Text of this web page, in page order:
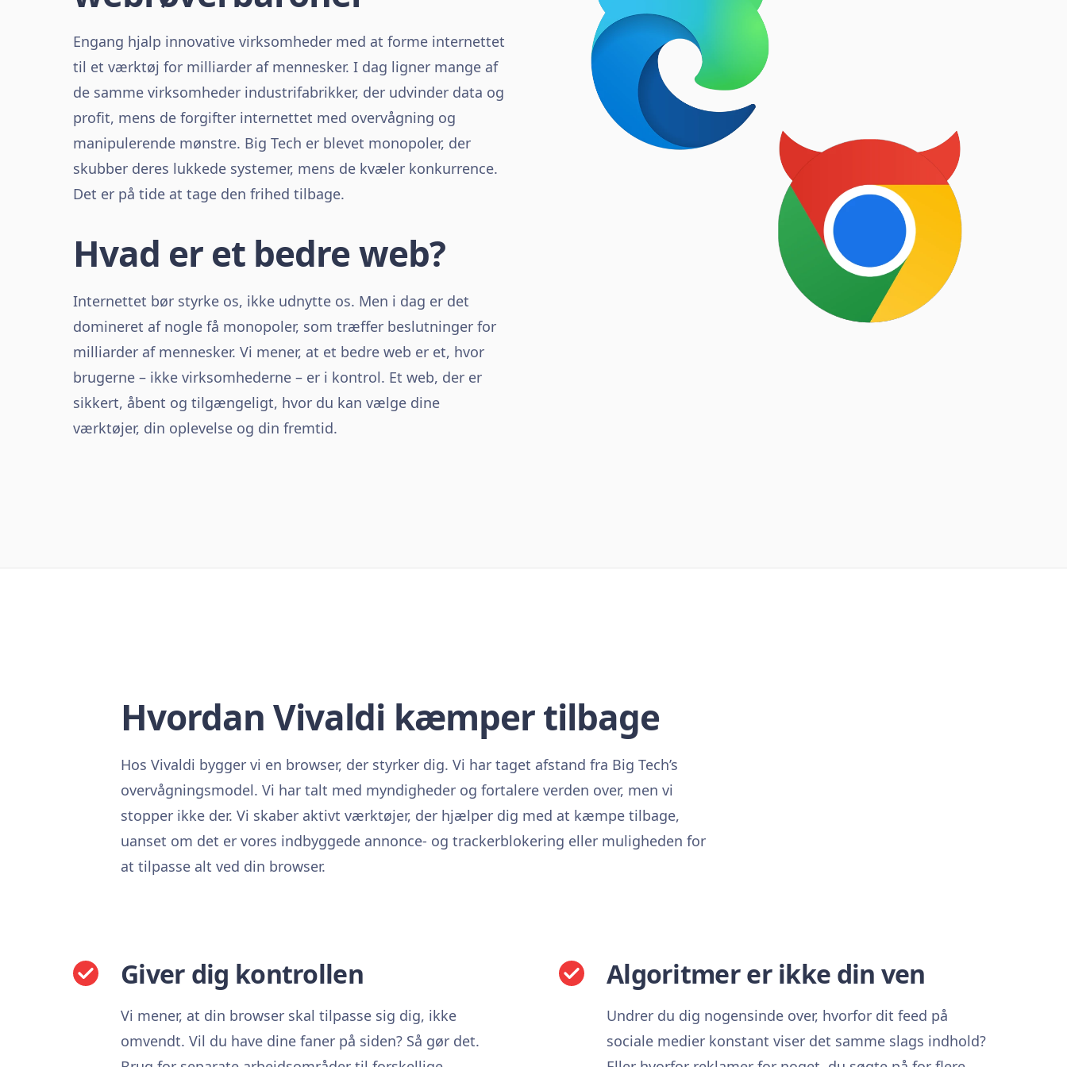
Engang hjalp innovative virksomheder med at forme internettet
til et værktøj for milliarder af mennesker. I dag ligner mange af
de samme virksomheder industrifabrikker, der udvinder data og
profit, mens de forgifter internettet med overvågning og
manipulerende mønstre. Big Tech er blevet monopoler, der
skubber deres lukkede systemer, mens de kvæler konkurrence.
Det er på tide at tage den frihed tilbage.
Hvad er et bedre web?
Internettet bør styrke os, ikke udnytte os. Men i dag er det
domineret af nogle få monopoler, som træffer beslutninger for
milliarder af mennesker. Vi mener, at et bedre web er et, hvor
brugerne – ikke virksomhederne – er i kontrol. Et web, der er
sikkert, åbent og tilgængeligt, hvor du kan vælge dine
værktøjer, din oplevelse og din fremtid.
Hvordan Vivaldi kæmper tilbage
Hos Vivaldi bygger vi en browser, der styrker dig. Vi har taget afstand fra Big Tech’s
overvågningsmodel. Vi har talt med myndigheder og fortalere verden over, men vi
stopper ikke der. Vi skaber aktivt værktøjer, der hjælper dig med at kæmpe tilbage,
uanset om det er vores indbyggede annonce- og trackerblokering eller muligheden for
at tilpasse alt ved din browser.
Giver dig kontrollen
Vi mener, at din browser skal tilpasse sig dig, ikke
omvendt. Vil du have dine faner på siden? Så gør det.
Algoritmer er ikke din ven
Undrer du dig nogensinde over, hvorfor dit feed på
sociale medier konstant viser det samme slags indhold?